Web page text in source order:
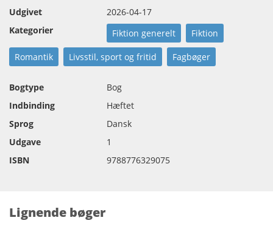
Udgivet
2026-04-17
Kategorier
Fiktion generelt Fiktion
Romantik Livsstil, sport og fritid Fagbøger
Bogtype
Bog
Indbinding
Hæftet
Sprog
Dansk
Udgave
1
ISBN
9788776329075
Lignende bøger